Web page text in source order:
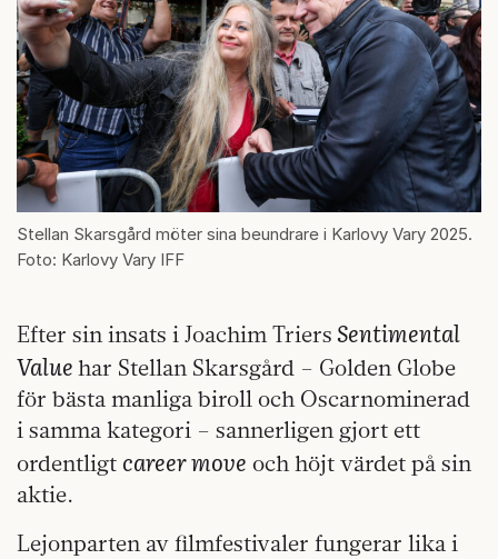
Stellan Skarsgård möter sina beundrare i Karlovy Vary 2025.
Foto: Karlovy Vary IFF
Efter sin insats i Joachim Triers Sentimental
Value har Stellan Skarsgård – Golden Globe
för bästa manliga biroll och Oscarnominerad
i samma kategori – sannerligen gjort ett
ordentligt career move och höjt värdet på sin
aktie.
Lejonparten av filmfestivaler fungerar lika i